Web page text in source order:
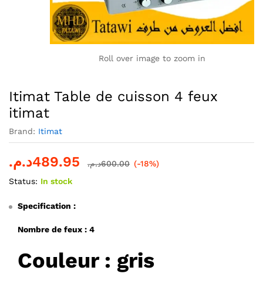
Roll over image to zoom in
Itimat Table de cuisson 4 feux
itimat
Brand: Itimat
489.95د.م. 600.00د.م.
(-18%)
Status: In stock
Specification :
Nombre de feux : 4
Couleur : gris